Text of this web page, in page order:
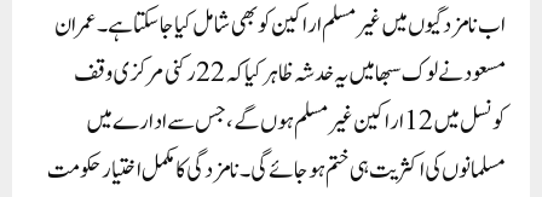
اب نامزدگیوں میں غیر مسلم اراکین کو بھی شامل کیا جا سکتا ہے۔ عمران
مسعود نے لوک سبھا میں یہ خدشہ ظاہر کیا کہ 22 رکنی مرکزی وقف
کونسل میں 12 اراکین غیر مسلم ہوں گے، جس سے ادارے میں
مسلمانوں کی اکثریت ہی ختم ہو جائے گی۔ نامزدگی کا مکمل اختیار حکومت